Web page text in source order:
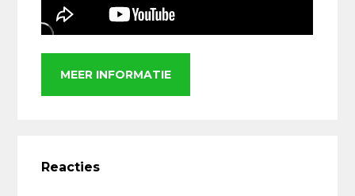
MEER INFORMATIE
Interacties
Reacties